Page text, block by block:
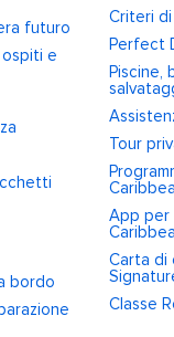
futuro
e
bordo
Criteri
Perfect
Piscine,
Tour
App per
Carta di
Classe